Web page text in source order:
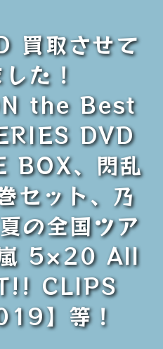
取させて
た！
the Best
DVD
BOX、閃乱
セット、乃
の全国ツア
5×20 All
CLIPS
】等！